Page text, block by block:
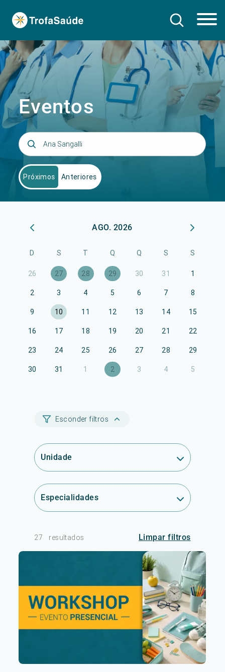
Eventos
Próximos Anteriores
AGO. 2026
D S T Q Q S S
26 27 28 29 30 31 1
2 3 4 5 6 7 8
9 10 11 12 13 14 15
16 17 18 19 20 21 22
23 24 25 26 27 28 29
30 31 1 2 3 4 5
Esconder filtros
Unidade
Especialidades
27 resultados Limpar filtros